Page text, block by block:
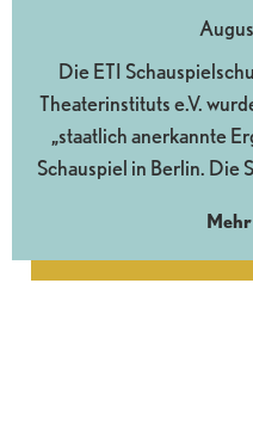
Die ETI
Theaterinstituts e.V.
„staatlich anerkannte
Schauspiel in Berlin. Die